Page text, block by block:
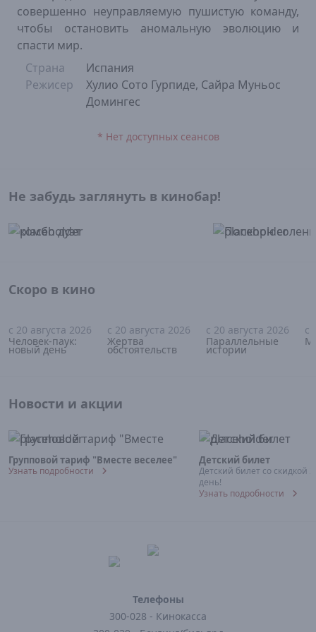
совершенно неуправляемую пушистую команду,
чтобы остановить аномальную эволюцию и
спасти мир.
Страна
Испания
Режисер
Хулио Сото Гурпиде, Сайра Муньос
Домингес
* Нет доступных сеансов
Не забудь заглянуть в кинобар!
Скоро в кино
16+
с 20 августа 2026
Человек-паук:
новый день
18+
с 20 августа 2026
Жертва
обстоятельств
18+
с 20 августа 2026
Параллельные
истории
с
Новости и акции
Групповой тариф "Вместе веселее"
Узнать подробности
Детский билет
Детский билет со скидкой
день!
Узнать подробности
Телефоны
300-028 - Кинокасса